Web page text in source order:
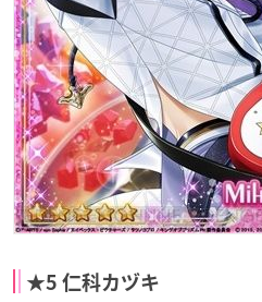
★5 仁科カヅキ